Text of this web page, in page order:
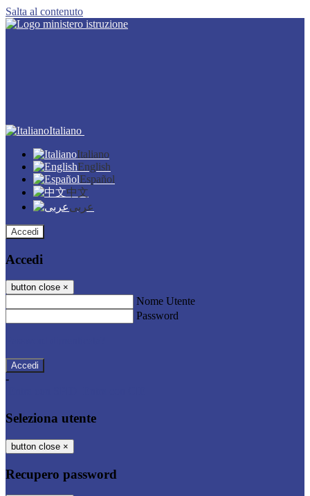
Salta al contenuto
Italiano
Italiano
English
Español
中文
عربى
Accedi
Accedi
button close ×
Nome Utente
Password
-
Seleziona utente
button close ×
Recupero password